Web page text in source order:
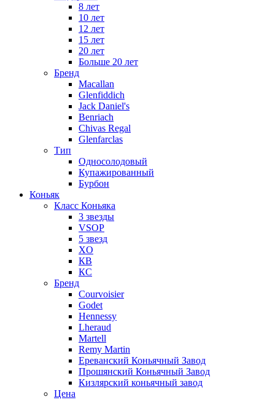
8 лет
10 лет
12 лет
15 лет
20 лет
Больше 20 лет
Бренд
Macallan
Glenfiddich
Jack Daniel's
Benriach
Chivas Regal
Glenfarclas
Тип
Односолодовый
Купажированный
Бурбон
Коньяк
Класс Коньяка
3 звезды
VSOP
5 звезд
XO
КВ
КС
Бренд
Courvoisier
Godet
Hennessy
Lheraud
Martell
Remy Martin
Ереванский Коньячный Завод
Прошянский Коньячный Завод
Кизлярский коньячный завод
Цена